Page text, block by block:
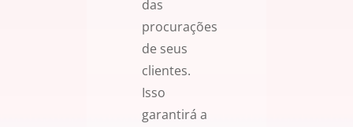
das
procurações
de seus
clientes.
Isso
garantirá a